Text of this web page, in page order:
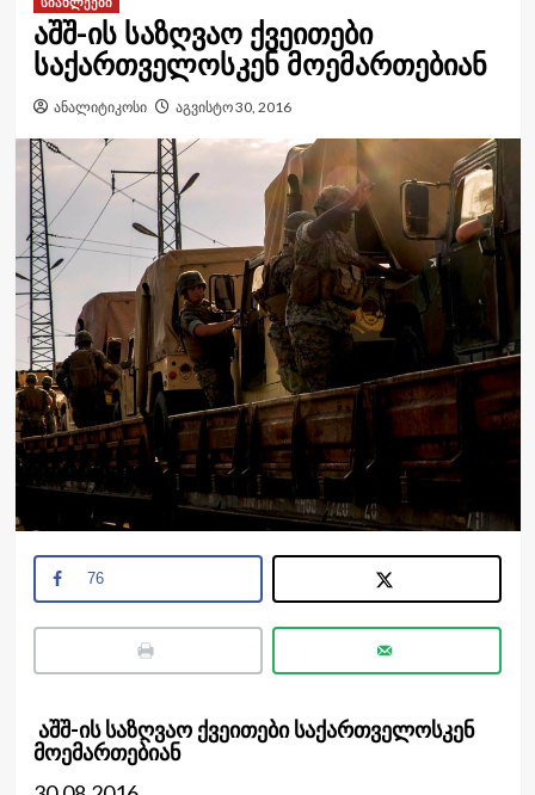
აშშ-ის საზღვაო ქვეითები
საქართველოსკენ მოემართებიან
ანალიტიკოსი აგვისტო 30, 2016
76
აშშ-ის საზღვაო ქვეითები საქართველოსკენ
მოემართებიან